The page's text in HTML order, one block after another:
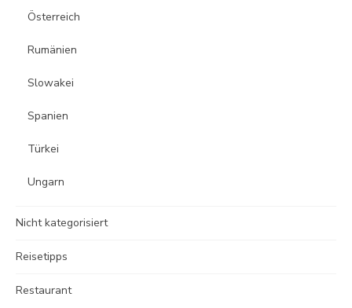
Österreich
Rumänien
Slowakei
Spanien
Türkei
Ungarn
Nicht kategorisiert
Reisetipps
Restaurant